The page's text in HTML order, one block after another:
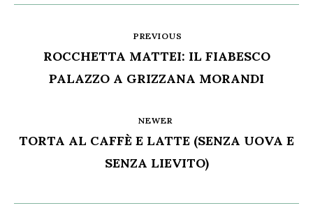
PREVIOUS
ROCCHETTA MATTEI: IL FIABESCO
PALAZZO A GRIZZANA MORANDI
NEWER
TORTA AL CAFFÈ E LATTE (SENZA UOVA E
SENZA LIEVITO)